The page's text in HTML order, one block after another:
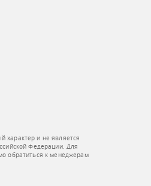
характер и не является
Федерации. Для
обратиться к менеджерам